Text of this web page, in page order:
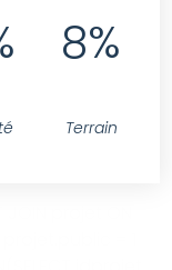
8%
Terrain